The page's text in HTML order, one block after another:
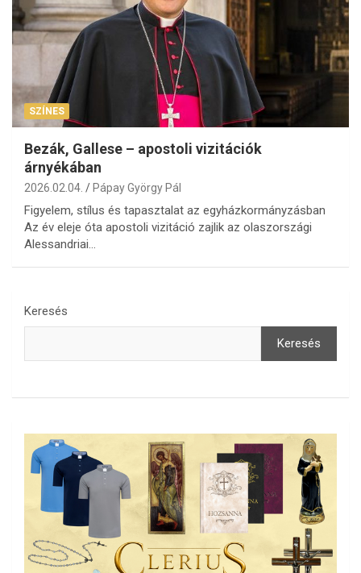
SZÍNES
Bezák, Gallese – apostoli vizitációk
árnyékában
2026.02.04. Pápay György Pál
Figyelem, stílus és tapasztalat az egyházkormányzásban
Az év eleje óta apostoli vizitáció zajlik az olaszországi
Alessandriai…
Keresés
Keresés